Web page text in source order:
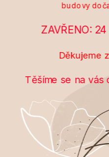
budovy
ZAVŘENO:
Děkujeme
Těšíme se na vás